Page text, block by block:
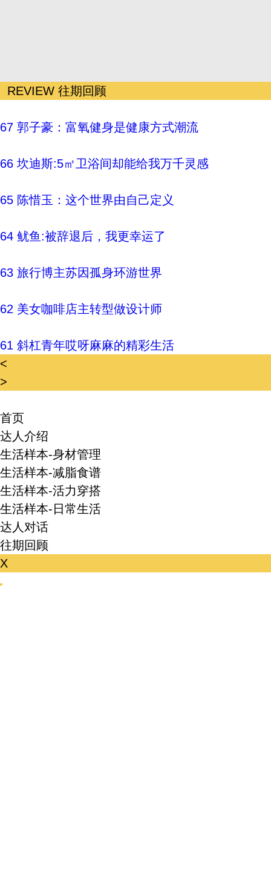
REVIEW 往期回顾
67 郭子豪：富氧健身是健康方式潮流
66 坎迪斯:5㎡卫浴间却能给我万千灵感
65 陈惜玉：这个世界由自己定义
64 鱿鱼:被辞退后，我更幸运了
63 旅行博主苏因孤身环游世界
62 美女咖啡店主转型做设计师
61 斜杠青年哎呀麻麻的精彩生活
<
>
首页
达人介绍
生活样本-身材管理
生活样本-减脂食谱
生活样本-活力穿搭
生活样本-日常生活
达人对话
往期回顾
X